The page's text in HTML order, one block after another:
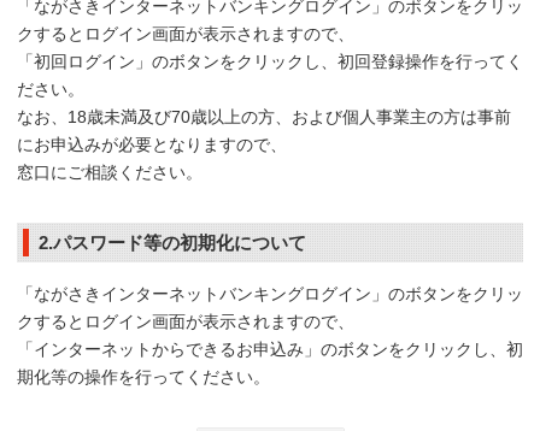
「ながさきインターネットバンキングログイン」のボタンをクリッ
クするとログイン画面が表示されますので、
「初回ログイン」のボタンをクリックし、初回登録操作を行ってく
ださい。
なお、18歳未満及び70歳以上の方、および個人事業主の方は事前
にお申込みが必要となりますので、
窓口にご相談ください。
2.パスワード等の初期化について
「ながさきインターネットバンキングログイン」のボタンをクリッ
クするとログイン画面が表示されますので、
「インターネットからできるお申込み」のボタンをクリックし、初
期化等の操作を行ってください。